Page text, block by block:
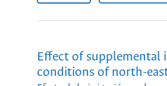
Effect of supplemental
conditions of north-